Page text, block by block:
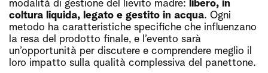
coltura liquida, legato e gestito in acqua. Ogni
metodo ha caratteristiche specifiche che influenzano
la resa del prodotto finale, e l’evento sarà
un’opportunità per discutere e comprendere meglio il
loro impatto sulla qualità complessiva del panettone.